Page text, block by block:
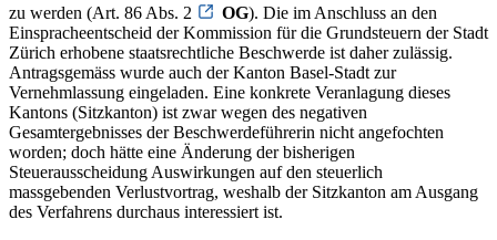
zu werden (Art. 86 Abs. 2
OG). Die im Anschluss an den
Einspracheentscheid der Kommission für die Grundsteuern der Stadt
Zürich erhobene staatsrechtliche Beschwerde ist daher zulässig.
Antragsgemäss wurde auch der Kanton Basel-Stadt zur
Vernehmlassung eingeladen. Eine konkrete Veranlagung dieses
Kantons (Sitzkanton) ist zwar wegen des negativen
Gesamtergebnisses der Beschwerdeführerin nicht angefochten
worden; doch hätte eine Änderung der bisherigen
Steuerausscheidung Auswirkungen auf den steuerlich
massgebenden Verlustvortrag, weshalb der Sitzkanton am Ausgang
des Verfahrens durchaus interessiert ist.